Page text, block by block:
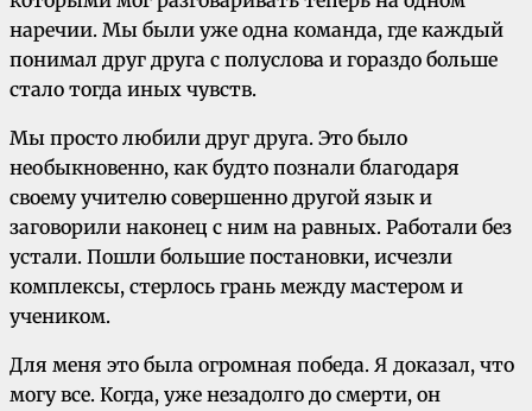
наречии. Мы были уже одна команда, где каждый
понимал друг друга с полуслова и гораздо больше
стало тогда иных чувств.
Мы просто любили друг друга. Это было
необыкновенно, как будто познали благодаря
своему учителю совершенно другой язык и
заговорили наконец с ним на равных. Работали без
устали. Пошли большие постановки, исчезли
комплексы, стерлось грань между мастером и
учеником.
Для меня это была огромная победа. Я доказал, что
могу все. Когда, уже незадолго до смерти, он